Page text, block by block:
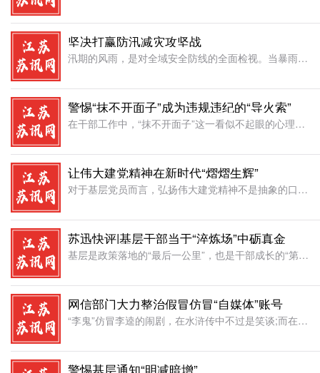
坚决打赢防汛减灾攻坚战
汛期的风雨，是对全域安全防线的全面检视。当暴雨如注、洪流渐涨，城市内涝是否可控、山区山洪是否能防、江河堤坝是否稳固、交通干线是否畅通……每一个环节都关乎人民群众的生命财产安全，关乎经济社会发展的大局。
警惕“抹不开面子”成为违规违纪的“导火索”
在干部工作中，“抹不开面子”这一看似不起眼的心理因素，正悄然演变为诸多违规违纪行为的秘密诱因。它如同一股暗流，在人情世故的遮掩下，侵蚀着干部队伍的纪律堤坝，严重威胁着政治生态的风清气正。从现实情况来看
让伟大建党精神在新时代“熠熠生辉”
对于基层党员而言，弘扬伟大建党精神不是抽象的口号，而是体现在日常工作的一言一行中，从解决群众家门口的小事、攻克岗位上的小难题做起，让精神力量在细微处生根发芽。伟大建党精神是化解邻里纠纷的“金钥匙”。社
苏迅快评|基层干部当于“淬炼场”中砺真金
基层是政策落地的“最后一公里”，也是干部成长的“第一练兵场”。在这里，既有日常工作的琐碎繁杂，也有突发状况的紧急考验;既有群众期盼的沉甸甸分量，也有改革攻坚的硬骨头。当前汛期的高温和暴雨交替，恰是干部
网信部门大力整治假冒仿冒“自媒体”账号
“李鬼”仿冒李逵的闹剧，在水浒传中不过是笑谈;而在当下网络空间，一批顶着“XX报”“XX官方”名头的假冒仿冒“自媒体”，却早已跳出虚构情节，演变成扰乱社会秩序的现实公害。网信部门近期依法处置3008个
警惕基层通知“明减暗增”